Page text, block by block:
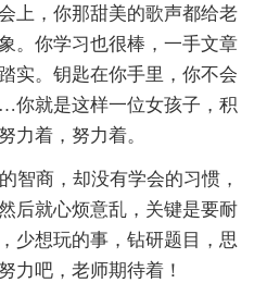
上，你那甜美的歌声都给老
。你学习也很棒，一手文章
实。钥匙在你手里，你不会
就是这样一位女孩子，积
力着，努力着。
智商，却没有学会的习惯，
后就心烦意乱，关键是要耐
少想玩的事，钻研题目，思
力吧，老师期待着！